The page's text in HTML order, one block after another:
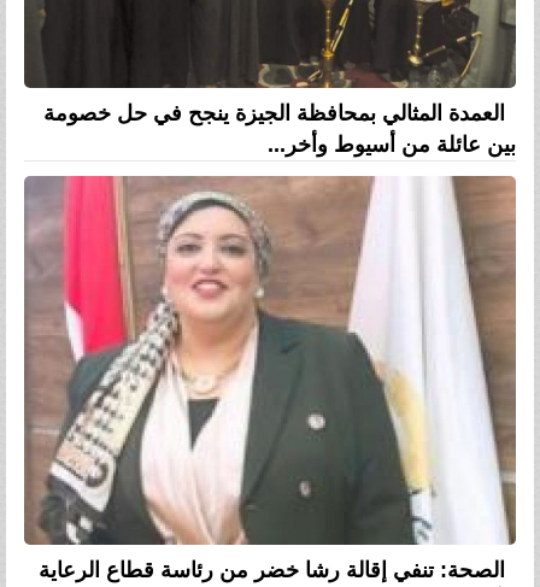
العمدة المثالي بمحافظة الجيزة ينجح في حل خصومة
بين عائلة من أسيوط وأخر...
الصحة: تنفي إقالة رشا خضر من رئاسة قطاع الرعاية